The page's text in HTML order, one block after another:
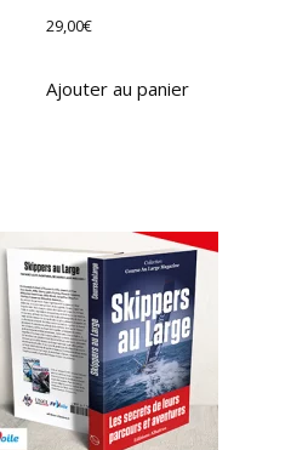
29,00€
Ajouter au panier